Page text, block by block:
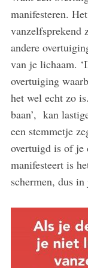
manifesteren.
vanzelfsprekend
andere
van je lichaam.
overtuiging
het wel echt zo
baan’, kan
een stemmetje
overtuigd is of je
manifesteert is
schermen, dus